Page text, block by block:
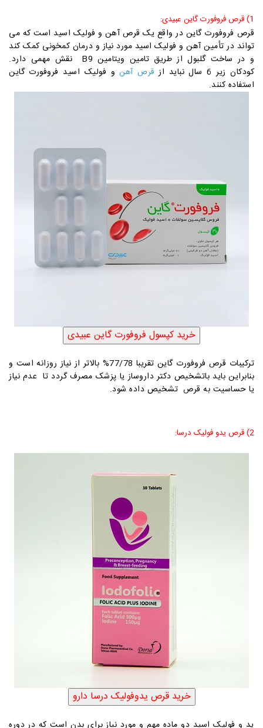
1) قرص فروفورت گاین عبیدی:
قرص فروفورت گاین در واقع یک قرص آهن و فولیک اسید است که می
تواند در تأمین آهن و فولیک اسید مورد نیاز و درمان کمخونی کمک کند
و در ساخت گلبول از طریق تامین ویتامین B9 نقش مهمی دارد.
کودکان زیر 6 سال نباید از
قرص آهن و فولیک اسید فروفورت گاین
استفاده کنند.
ترکیبات قرص فروفورت گاین تقریبا 77/78% بالاتر از نیاز روزانه است و
بنابراین باید باتشخیص دکتر داروساز یا پزشک مصرف گردد تا عدم نیاز
یا حساسیت به قرص تشخیص داده شود.
2) قرص یدو فولیک درسا:
ید و فولیک اسید دو ماده مهم و مورد نیاز برای بدن است که در دوره